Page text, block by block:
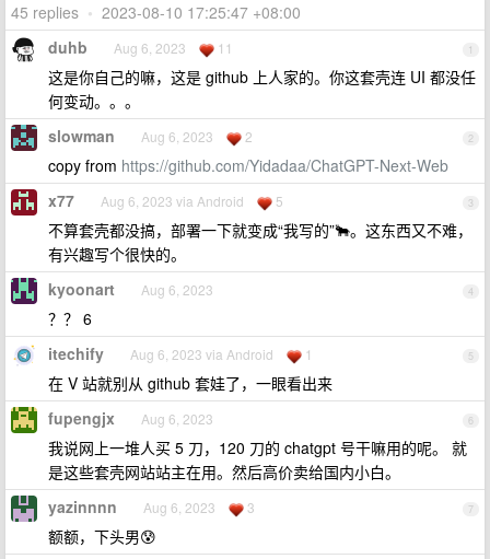
45 replies • 2023-08-10 17:25:47 +08:00
1
duhb Aug 6, 2023 11
这是你自己的嘛，这是 github 上人家的。你这套壳连 UI 都没任
何变动。。。
2
slowman Aug 6, 2023 2
copy from https://github.com/Yidadaa/ChatGPT-Next-Web
3
x77 Aug 6, 2023 via Android 5
不算套壳都没搞，部署一下就变成“我写的”🐂。这东西又不难，
有兴趣写个很快的。
4
kyoonart Aug 6, 2023
？？ 6
5
itechify Aug 6, 2023 via Android 1
在 V 站就别从 github 套娃了，一眼看出来
6
fupengjx Aug 6, 2023
我说网上一堆人买 5 刀，120 刀的 chatgpt 号干嘛用的呢。 就
是这些套壳网站站主在用。然后高价卖给国内小白。
7
yazinnnn Aug 6, 2023 3
额额，下头男😰